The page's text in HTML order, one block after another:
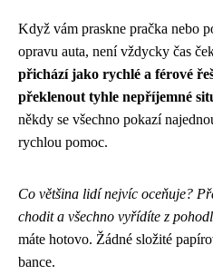
Když vám praskne pračka nebo
opravu auta, není vždycky čas
přichází jako rychlé a férové
překlenout tyhle nepříjemné
někdy se všechno pokazí
rychlou pomoc.
Co většina lidí nejvíc oceňuje?
chodit a všechno vyřídíte z
máte hotovo. Žádné složité
bance.